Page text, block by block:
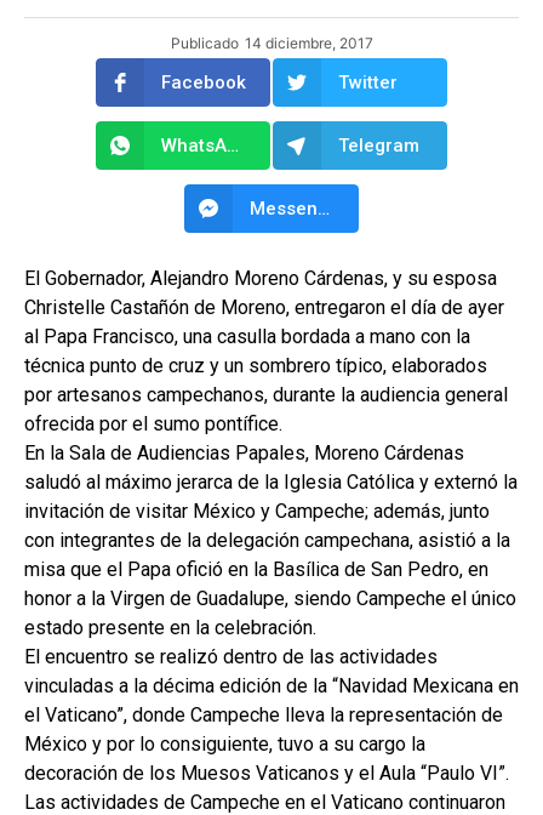
Publicado 14 diciembre, 2017
Facebook Twitter
WhatsApp Telegram
Messenger
El Gobernador, Alejandro Moreno Cárdenas, y su esposa
Christelle Castañón de Moreno, entregaron el día de ayer
al Papa Francisco, una casulla bordada a mano con la
técnica punto de cruz y un sombrero típico, elaborados
por artesanos campechanos, durante la audiencia general
ofrecida por el sumo pontífice.
En la Sala de Audiencias Papales, Moreno Cárdenas
saludó al máximo jerarca de la Iglesia Católica y externó la
invitación de visitar México y Campeche; además, junto
con integrantes de la delegación campechana, asistió a la
misa que el Papa ofició en la Basílica de San Pedro, en
honor a la Virgen de Guadalupe, siendo Campeche el único
estado presente en la celebración.
El encuentro se realizó dentro de las actividades
vinculadas a la décima edición de la “Navidad Mexicana en
el Vaticano”, donde Campeche lleva la representación de
México y por lo consiguiente, tuvo a su cargo la
decoración de los Muesos Vaticanos y el Aula “Paulo VI”.
Las actividades de Campeche en el Vaticano continuaron